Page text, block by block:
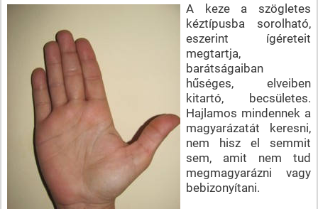
A keze a szögletes
kéztípusba sorolható,
eszerint ígéreteit
megtartja,
barátságaiban
hűséges, elveiben
kitartó, becsületes.
Hajlamos mindennek a
magyarázatát keresni,
nem hisz el semmit
sem, amit nem tud
megmagyarázni vagy
bebizonyítani.